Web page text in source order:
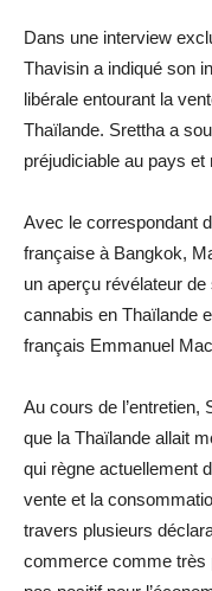
Dans une interview
Thavisin a indiqué son
libérale entourant la
Thaïlande. Srettha a
préjudiciable au pays
Avec le correspondant
française à Bangkok,
un aperçu révélateur de
cannabis en Thaïlande
français Emmanuel
Au cours de l’entretien,
que la Thaïlande allait
qui règne actuellement
vente et la
travers plusieurs
commerce comme très